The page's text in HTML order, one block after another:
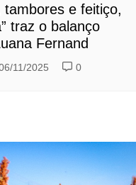
tambores e feitiço,
traz o balanço
Fernand
11/2025 0